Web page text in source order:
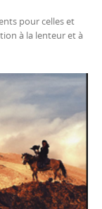
pour celles et
à la lenteur et à